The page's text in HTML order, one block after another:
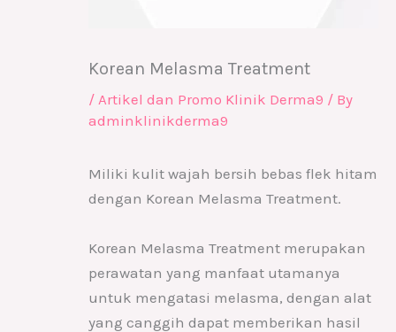
Korean Melasma Treatment
/ Artikel dan Promo Klinik Derma9 / By
adminklinikderma9
Miliki kulit wajah bersih bebas flek hitam
dengan Korean Melasma Treatment.
Korean Melasma Treatment merupakan
perawatan yang manfaat utamanya
untuk mengatasi melasma, dengan alat
yang canggih dapat memberikan hasil